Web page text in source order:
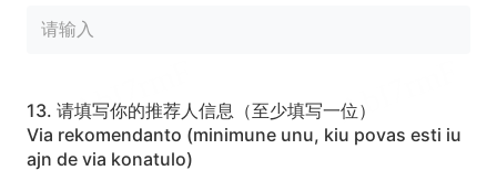
13. 请填写你的推荐人信息（至少填写一位）
Via rekomendanto (minimune unu, kiu povas esti iu
ajn de via konatulo)